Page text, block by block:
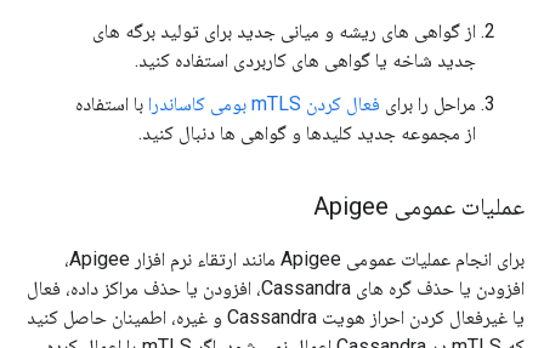
از گواهی های ریشه و میانی جدید برای تولید برگه های
جدید شاخه یا گواهی های کاربردی استفاده کنید.
مراحل را برای فعال کردن mTLS بومی کاساندرا
با استفاده
از مجموعه جدید کلیدها و گواهی ها دنبال کنید.
عملیات عمومی Apigee
برای انجام عملیات عمومی Apigee مانند ارتقاء نرم افزار Apigee،
افزودن یا حذف گره های Cassandra، افزودن یا حذف مراکز داده، فعال
یا غیرفعال کردن احراز هویت Cassandra و غیره، اطمینان حاصل کنید